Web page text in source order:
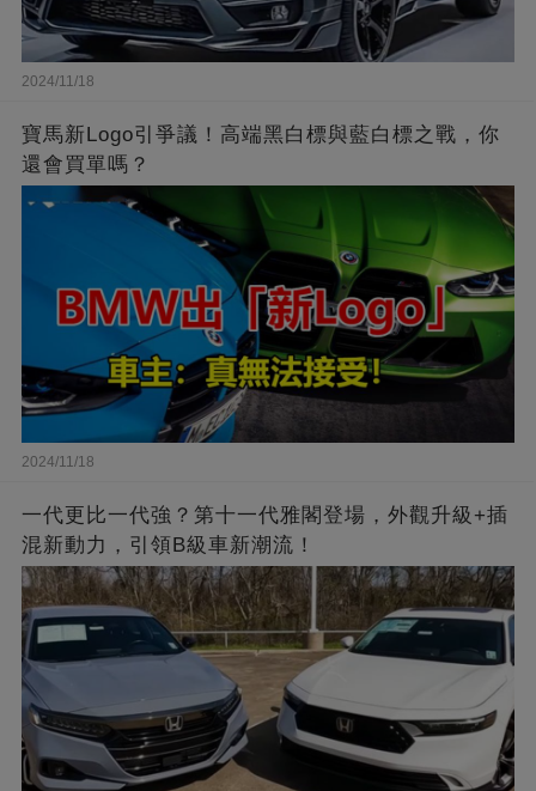
2024/11/18
寶馬新Logo引爭議！高端黑白標與藍白標之戰，你
還會買單嗎？
2024/11/18
一代更比一代強？第十一代雅閣登場，外觀升級+插
混新動力，引領B級車新潮流！